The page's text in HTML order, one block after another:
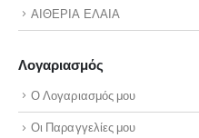
ΑΙΘΕΡΙΑ ΕΛΑΙΑ
Λογαριασμός
Ο Λογαριασμός μου
Οι Παραγγελίες μου